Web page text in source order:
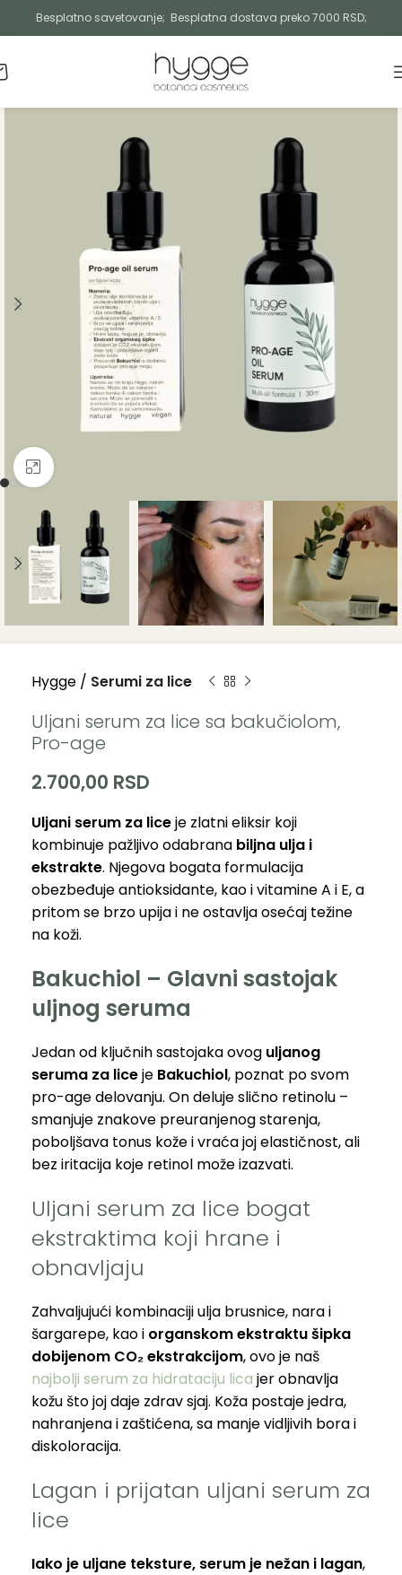
Besplatno savetovanje; Besplatna dostava preko 7000 RSD;
Click to enlarge
Hygge / Serumi za lice
Uljani serum za lice sa bakučiolom,
Pro-age
2.700,00 RSD
Uljani serum za liceje zlatni eliksir koji
kombinuje pažljivo odabrana biljna ulja i
ekstrakte. Njegova bogata formulacija
obezbeđuje antioksidante, kao i vitamine A i E, a
pritom se brzo upija i ne ostavlja osećaj težine
na koži.
Bakuchiol – Glavni sastojak
uljnog seruma
Jedan od ključnih sastojaka ovog uljanog
seruma za liceje Bakuchiol, poznat po svom
pro-age delovanju. On deluje slično retinolu –
smanjuje znakove preuranjenog starenja,
poboljšava tonus kože i vraća joj elastičnost, ali
bez iritacija koje retinol može izazvati.
Uljani serum za lice bogat
ekstraktima koji hrane i
obnavljaju
Zahvaljujući kombinaciji ulja brusnice, nara i
šargarepe, kao i organskom ekstraktu šipka
dobijenom CO₂ ekstrakcijom, ovo je naš
najbolji serum za hidrataciju lica jer obnavlja
kožu što joj daje zdrav sjaj. Koža postaje jedra,
nahranjena i zaštićena, sa manje vidljivih bora i
diskoloracija.
Lagan i prijatan uljani serum za
lice
Iako je uljane teksture, serum je nežan i lagan,